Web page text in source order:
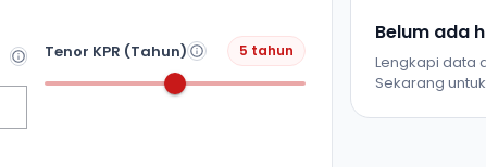
Tenor KPR (Tahun) 5 tahun
Belum ada
Lengkapi data
Sekarang